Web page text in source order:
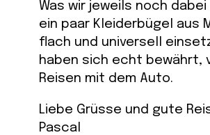
Was wir jeweils noch dabei
ein paar Kleiderbügel aus
flach und universell
haben sich echt bewährt,
Reisen mit dem Auto.
Liebe Grüsse und gute
Pascal